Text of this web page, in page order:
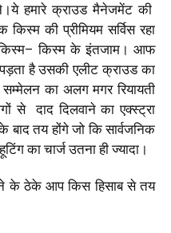
हमारे क्राउड मैनेजमेंट की
की प्रीमियम सर्विस रहा
–किस्म के इंतजाम। आफ
पड़ता है उसकी एलीट क्राउड का
का अलग मगर रियायती
से दाद दिलवाने का एक्स्ट्रा
तय होंगे जो कि सार्वजनिक
हूटिंग का चार्ज उतना ही ज्यादा।
के ठेके आप किस हिसाब से तय